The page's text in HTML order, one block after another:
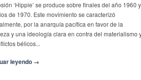
‘Hippie’ se produce sobre finales del año 1960 y
de 1970. Este movimiento se caracterizó
por la anarquía pacífica en favor de la
y una ideología clara en contra del materialismo
bélicos...
leyendo →